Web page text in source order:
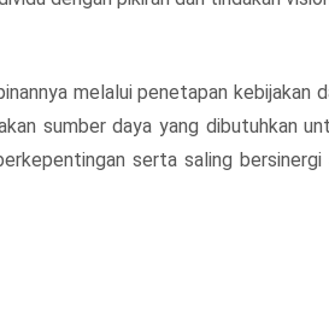
melalui penetapan kebijakan
sumber daya yang dibutuhkan
serta saling